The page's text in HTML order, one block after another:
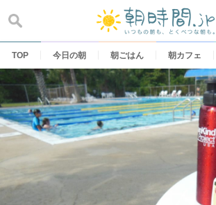
content
TOP 今日の朝 朝ごはん 朝カフェ